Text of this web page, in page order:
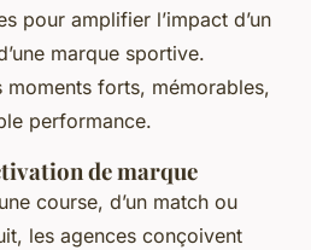
pour amplifier l’impact d’un
marque sportive.
moments forts, mémorables,
performance.
de marque
course, d’un match ou
les agences conçoivent